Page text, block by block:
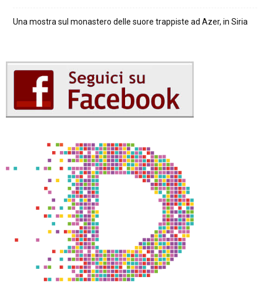
Una mostra sul monastero delle suore trappiste ad Azer, in Siria